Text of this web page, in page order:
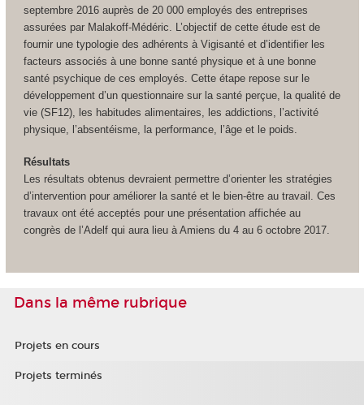
septembre 2016 auprès de 20 000 employés des entreprises
assurées par Malakoff-Médéric. L’objectif de cette étude est de
fournir une typologie des adhérents à Vigisanté et d’identifier les
facteurs associés à une bonne santé physique et à une bonne
santé psychique de ces employés. Cette étape repose sur le
développement d’un questionnaire sur la santé perçue, la qualité de
vie (SF12), les habitudes alimentaires, les addictions, l’activité
physique, l’absentéisme, la performance, l’âge et le poids.
Résultats
Les résultats obtenus devraient permettre d’orienter les stratégies
d’intervention pour améliorer la santé et le bien-être au travail. Ces
travaux ont été acceptés pour une présentation affichée au
congrès de l’Adelf qui aura lieu à Amiens du 4 au 6 octobre 2017.
Dans la même rubrique
Projets en cours
Projets terminés